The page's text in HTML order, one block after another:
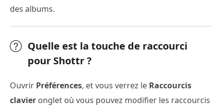
des albums.
Quelle est la touche de raccourci
pour Shottr ?
Ouvrir Préférences, et vous verrez le Raccourcis
clavier onglet où vous pouvez modifier les raccourcis